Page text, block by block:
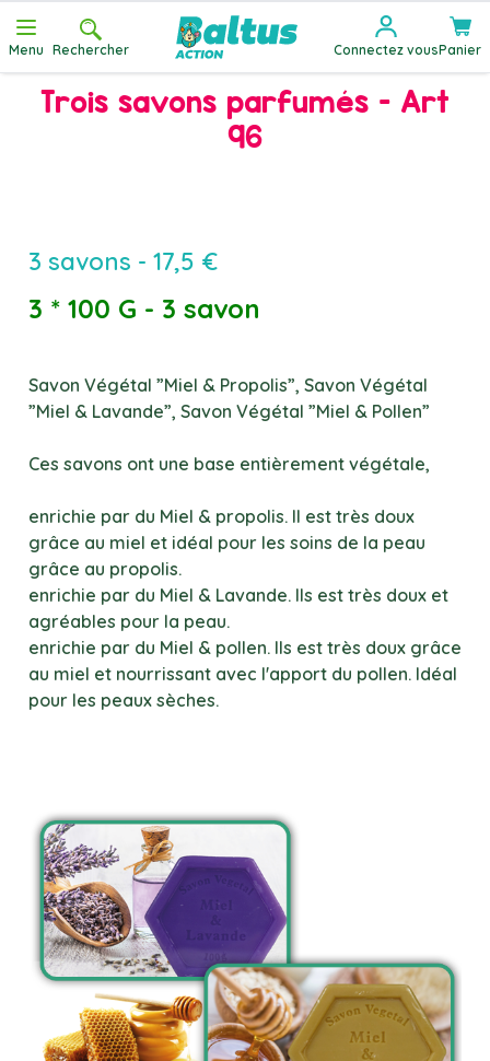
Menu Rechercher Connectez vousPanier
Trois savons parfumés - Art
96
3 savons - 17,5 €
3 * 100 G - 3 savon
Savon Végétal ”Miel & Propolis”, Savon Végétal
”Miel & Lavande”, Savon Végétal ”Miel & Pollen”
Ces savons ont une base entièrement végétale,
enrichie par du Miel & propolis. Il est très doux
grâce au miel et idéal pour les soins de la peau
grâce au propolis.
enrichie par du Miel & Lavande. Ils est très doux et
agréables pour la peau.
enrichie par du Miel & pollen. Ils est très doux grâce
au miel et nourrissant avec l'apport du pollen. Idéal
pour les peaux sèches.